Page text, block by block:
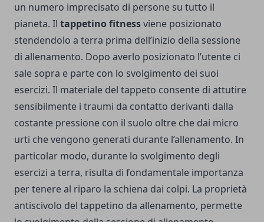
un numero imprecisato di persone su tutto il
pianeta. Il tappetino fitnessviene posizionato
stendendolo a terra prima dell’inizio della sessione
di allenamento. Dopo averlo posizionato l’utente ci
sale sopra e parte con lo svolgimento dei suoi
esercizi. Il materiale del tappeto consente di attutire
sensibilmente i traumi da contatto derivanti dalla
costante pressione con il suolo oltre che dai micro
urti che vengono generati durante l’allenamento. In
particolar modo, durante lo svolgimento degli
esercizi a terra, risulta di fondamentale importanza
per tenere al riparo la schiena dai colpi. La proprietà
antiscivolo del tappetino da allenamento, permette